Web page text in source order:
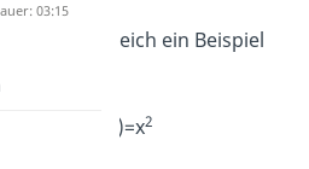
dir dazu gleich ein Beispiel
f(x)=x2
03:15